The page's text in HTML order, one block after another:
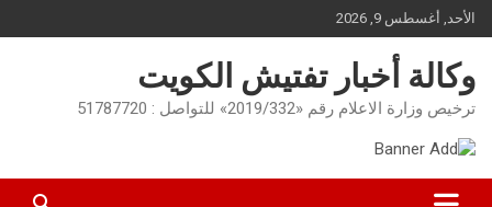
Skip
to
content
الأحد, أغسطس 9, 2026
وكالة أخبار تفتيش الكويت
ترخيص وزارة الاعلام رقم «2019/332» للتواصل : 51787720